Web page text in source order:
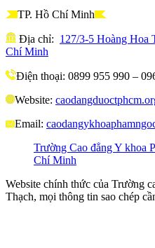
TP. Hồ Chí Minh
Địa chỉ: 127/3-5 Hoàng Hoa
Chí Minh
Điện thoại: 0899 955 990 –
Website:
Email:
Trường Cao đẳng Y khoa
Chí Minh
Website chính thức của Trường
Thạch, mọi thông tin sao chép